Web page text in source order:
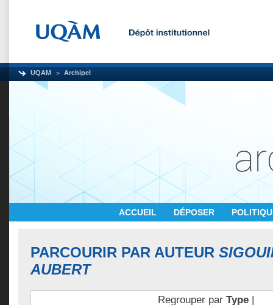
UQAM Archipel
ACCUEIL DÉPOSER
PARCOURIR PAR AUTEUR
AUBERT
Regrouper par Type|